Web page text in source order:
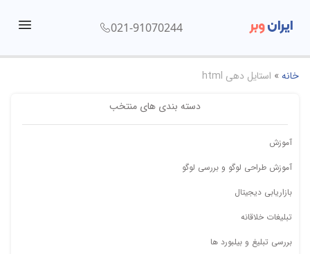
ایرانوبر 021-91070244
خانه» استایل دهی html
دسته بندی های منتخب
آموزش
آموزش طراحی لوگو و بررسی لوگو
بازاریابی دیجیتال
تبلیغات خلاقانه
بررسی تبلیغ و بیلبورد ها